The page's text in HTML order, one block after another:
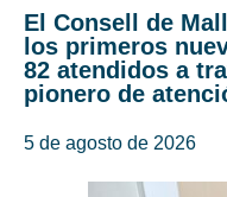
El Consell de
los primeros
82 atendidos a
pionero de
5 de agosto de 2026